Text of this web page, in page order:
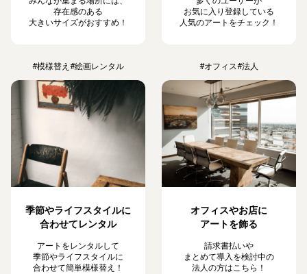
存在感のある
大きいサイズがおすすめ！
お気に入り登録している
人気のアートをチェック！
#模様替え #絵画レンタル
季節やライフスタイルに
合わせてレンタル
アートをレンタルして
季節やライフスタイルに
合わせて簡単模様替え！
#オフィス#法人
オフィスやお店に
アートを飾る
請求書払いや
まとめて導入を検討中の
法人の方はこちら！